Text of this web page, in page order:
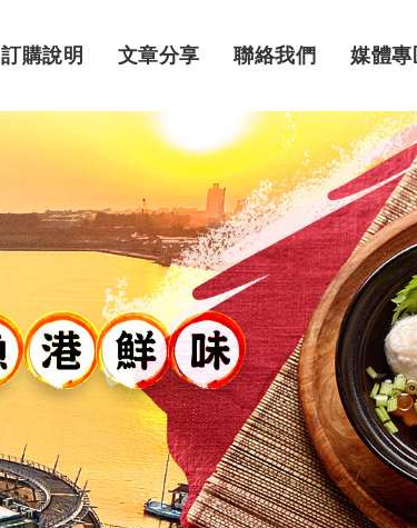
訂購說明 文章分享 聯絡我們 媒體專